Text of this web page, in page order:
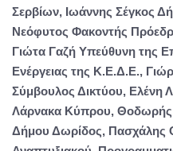
Σερβίων, Ιωάννης Σέγκος
Νεόφυτος Φακοντής
Γιώτα Γαζή Υπεύθυνη της
Ενέργειας της Κ.Ε.Δ.Ε.,
Σύμβουλος Δικτύου, Ελένη
Λάρνακα Κύπρου,
Δήμου Δωρίδος, Πασχάλης